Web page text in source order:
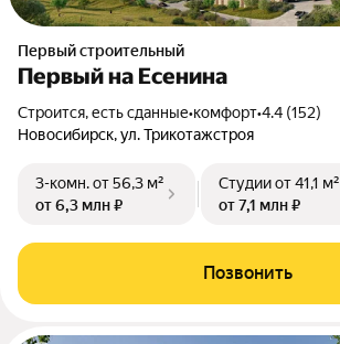
Первый строительный
Первый на Есенина
Строится, есть сданные•комфорт•4.4 (152)
Новосибирск, ул. Трикотажстроя
3-комн.от 56,3 м²
от 6,3 млн ₽
Студииот 41,1 м²
от 7,1 млн ₽
Позвонить